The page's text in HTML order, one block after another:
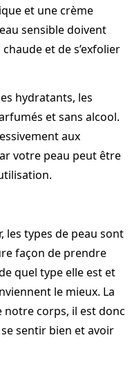
et une crème
sensible doivent
et de s’exfolier
hydratants, les
et sans alcool.
aux
votre peau peut être
les types de peau sont
façon de prendre
quel type elle est et
le mieux. La
notre corps, il est donc
sentir bien et avoir